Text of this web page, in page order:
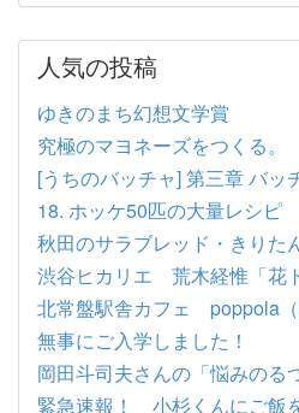
人気の投稿
ゆきのまち幻想文学賞
究極のマヨネーズをつくる。
[うちのバッチャ] 第三章 バッ
18. ホッケ50匹の大量レシピ
秋田のサラブレッド・きりた
渋谷ヒカリエ 荒木経惟「花
北常盤駅舎カフェ poppola（
無事にご入学しました！
岡田斗司夫さんの「悩みのる
緊急速報！ 小杉くんにご飯